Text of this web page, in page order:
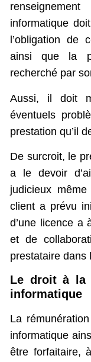
informatique
l’obligation de
ainsi que la
recherché par
Aussi, il doit
éventuels
prestation qu’il
De surcroit, le
a le devoir
judicieux
client a prévu
d’une licence a
et de
prestataire dans
Le droit à la
informatique
La
informatique
être forfaitaire,